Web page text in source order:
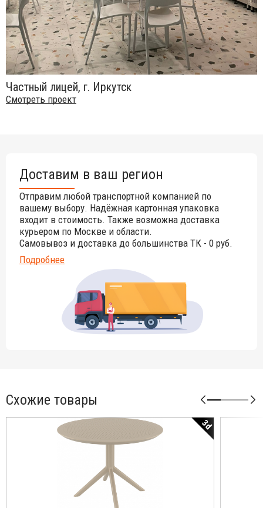
Частный лицей, г. Иркутск
Смотреть проект
Доставим в ваш регион
Отправим любой транспортной компанией по
вашему выбору. Надёжная картонная упаковка
входит в стоимость. Также возможна доставка
курьером по Москве и области.
Самовывоз и доставка до большинства ТК - 0 руб.
Подробнее
Схожие товары
3d